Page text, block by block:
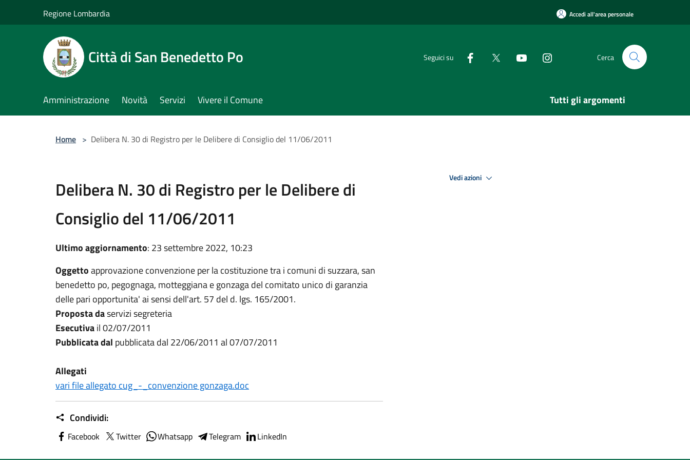
Regione Lombardia Accedi all'area personale
Città di San Benedetto Po Seguici su Cerca
Amministrazione Novità Servizi Vivere il Comune Tutti gli argomenti
Home > Delibera N. 30 di Registro per le Delibere di Consiglio del 11/06/2011
Delibera N. 30 di Registro per le Delibere di
Consiglio del 11/06/2011
Ultimo aggiornamento: 23 settembre 2022, 10:23
Oggettoapprovazione convenzione per la costituzione tra i comuni di suzzara, san
benedetto po, pegognaga, motteggiana e gonzaga del comitato unico di garanzia
delle pari opportunita' ai sensi dell'art. 57 del d. lgs. 165/2001.
Proposta daservizi segreteria
Esecutivail 02/07/2011
Pubblicata dal pubblicata dal 22/06/2011 al 07/07/2011
Allegati
vari file allegato cug_-_convenzione gonzaga.doc
Condividi:
Facebook Twitter Whatsapp Telegram LinkedIn
Vedi azioni